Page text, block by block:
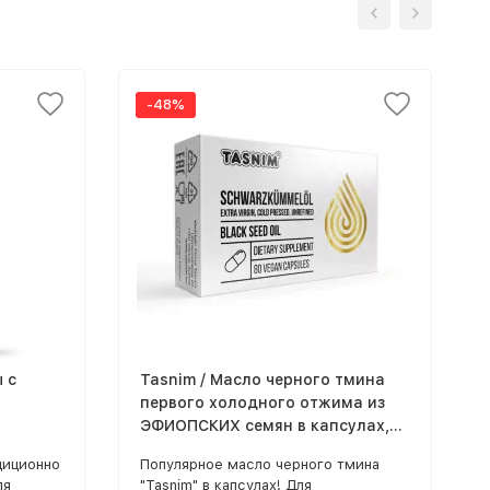
с
-48%
Tasnim / Масло черного тмина
первого холодного отжима из
ЭФИОПСКИХ семян в капсулах,
Популярное масло черного тмина
"Tasnim" в капсулах! Для